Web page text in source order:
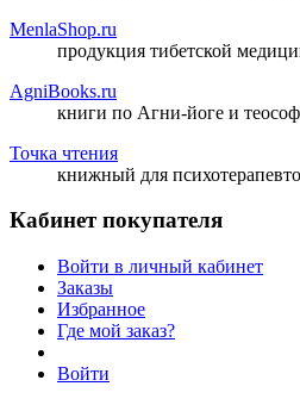
MenlaShop.ru
продукция тибетской
AgniBooks.ru
книги по Агни-йоге и
Точка чтения
книжный для
Кабинет покупателя
Войти в личный кабинет
Заказы
Избранное
Где мой заказ?
Войти